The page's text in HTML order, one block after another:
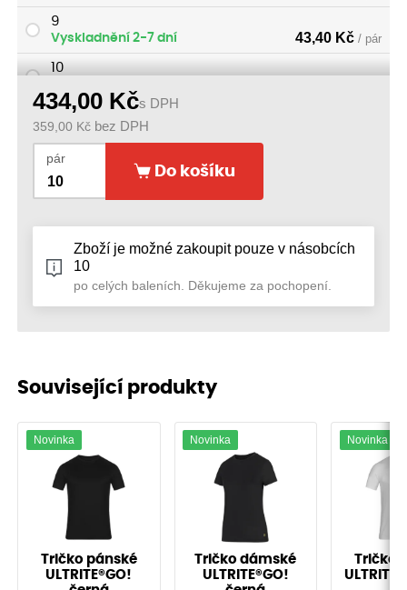
9
Vyskladnění 2-7 dní
43,40 Kč / pár
10
434,00 Kčs DPH
359,00 Kč bez DPH
pár
Do košíku
Zboží je možné zakoupit pouze v násobcích
10
po celých baleních. Děkujeme za pochopení.
Související produkty
Novinka
Tričko pánské
ULTRITE®GO!
Novinka
Tričko dámské
ULTRITE®GO!
Novinka
Tričko